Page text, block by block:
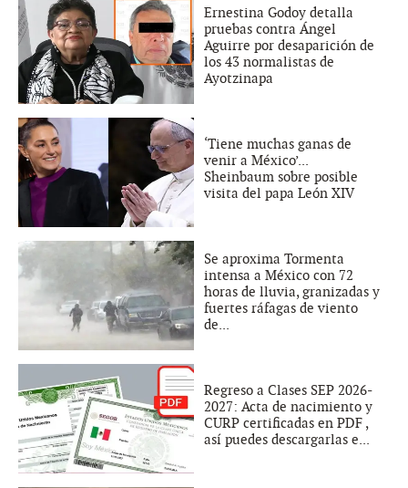
Ernestina Godoy detalla
pruebas contra Ángel
Aguirre por desaparición de
los 43 normalistas de
Ayotzinapa
‘Tiene muchas ganas de
venir a México’...
Sheinbaum sobre posible
visita del papa León XIV
Se aproxima Tormenta
intensa a México con 72
horas de lluvia, granizadas y
fuertes ráfagas de viento
de...
Regreso a Clases SEP 2026-
2027: Acta de nacimiento y
CURP certificadas en PDF ,
así puedes descargarlas e...